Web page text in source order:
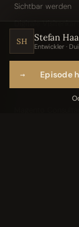
Sichtbar werden
Digitale Visitenkarte
KI-Assistent (Toni ·
Webseite per
SH Stefan
Entwickler ·
→ Episode